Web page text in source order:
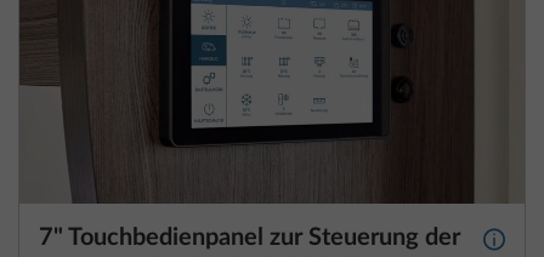
7" Touchbedienpanel zur Steuerung der
Mehr